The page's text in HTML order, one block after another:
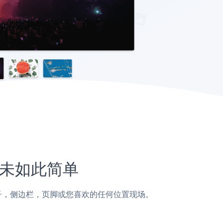
如此简单
边栏，页脚或您喜欢的任何位置现场。